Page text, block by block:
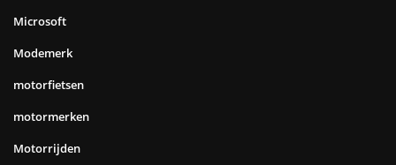
Microsoft
Modemerk
motorfietsen
motormerken
Motorrijden